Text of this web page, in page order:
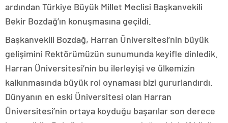
ardından Türkiye Büyük Millet Meclisi Başkanvekili
Bekir Bozdağ’ın konuşmasına geçildi.
Başkanvekili Bozdağ, Harran Üniversitesi’nin büyük
gelişimini Rektörümüzün sunumunda keyifle dinledik.
Harran Üniversitesi’nin bu ilerleyişi ve ülkemizin
kalkınmasında büyük rol oynaması bizi gururlandırdı.
Dünyanın en eski Üniversitesi olan Harran
Üniversitesi’nin ortaya koyduğu başarılar son derece